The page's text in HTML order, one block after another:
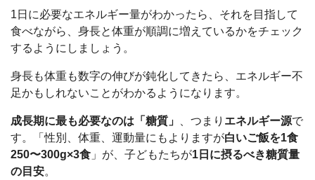
1日に必要なエネルギー量がわかったら、それを目指して
食べながら、身長と体重が順調に増えているかをチェック
するようにしましょう。
身長も体重も数字の伸びが鈍化してきたら、エネルギー不
足かもしれないことがわかるようになります。
成長期に最も必要なのは「糖質」 、つまり エネルギー源で
す。「性別、体重、運動量にもよりますが白いご飯を1食
250〜300g×3食 」が、子どもたちが1日に摂るべき糖質量
の目安。